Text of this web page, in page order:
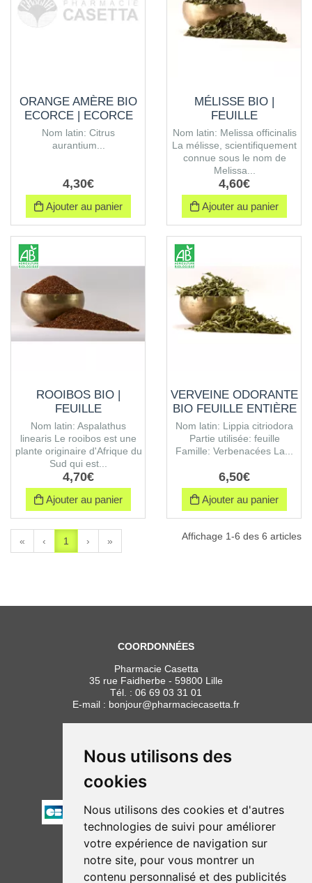
Nous utilisons des
cookies
Nous utilisons des cookies et d'autres
technologies de suivi pour améliorer
votre expérience de navigation sur
notre site, pour vous montrer un
contenu personnalisé et des publicités
ORANGE AMÈRE BIO
ECORCE | ECORCE
Nom latin: Citrus
aurantium...
4,30€
Ajouter au panier
MÉLISSE BIO |
FEUILLE
Nom latin: Melissa officinalis
La mélisse, scientifiquement
connue sous le nom de
Melissa...
4,60€
Ajouter au panier
ROOIBOS BIO |
FEUILLE
Nom latin: Aspalathus
linearis Le rooibos est une
plante originaire d'Afrique du
Sud qui est...
4,70€
Ajouter au panier
VERVEINE ODORANTE
BIO FEUILLE ENTIÈRE
Nom latin: Lippia citriodora
Partie utilisée: feuille
Famille: Verbenacées La...
6,50€
Ajouter au panier
« ‹ 1 › » Affichage 1-6 des 6 articles
COORDONNÉES
Pharmacie Casetta
35 rue Faidherbe - 59800 Lille
Tél. : 06 69 03 31 01
E-mail : bonjour@pharmaciecasetta.fr
HORAIRES
Lundi au vendredi : 8h30 à 19h30
Samedi : 9h00 à 19h30
PAIEMENT
NOUS SUIVRE